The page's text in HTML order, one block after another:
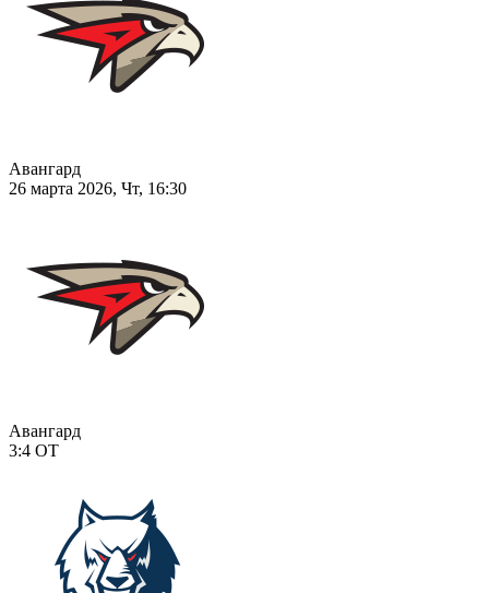
Авангард
26 марта 2026, Чт, 16:30
Авангард
3:4 ОТ